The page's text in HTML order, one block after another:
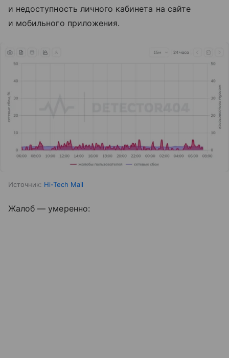
и недоступность личного кабинета на сайте
и мобильного приложения.
Источник: Hi-Tech Mail
Жалоб — умеренно: